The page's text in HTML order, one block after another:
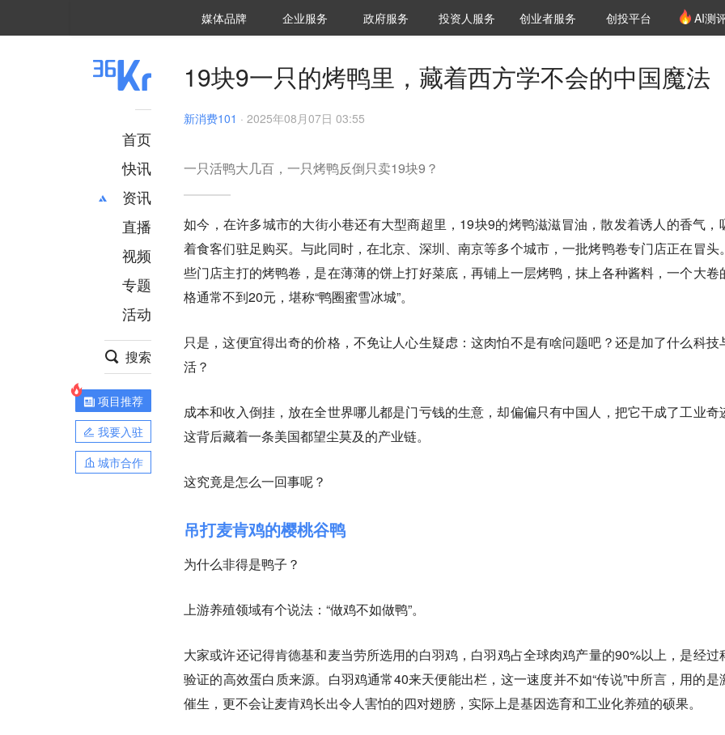
媒体品牌 36Kr研究院
企业服务 城市之窗
政府服务 VClub投资机构库
投资机构职位推介
投资人服务 创投氪堂
创业者服务 创投平台 AI测
首页
快讯
资讯
推荐
财经
项目推荐
安徽
直播
视频
专题
活动
搜索
项目推荐
我要入驻
城市合作
19块9一只的烤鸭里，藏着西方学不会的中国魔法
新消费101 · 2025年08月07日 03:55
一只活鸭大几百，一只烤鸭反倒只卖19块9？
如今，在许多城市的大街小巷还有大型商超里，19块9的烤鸭滋滋冒油，散发着诱人的香气，
着食客们驻足购买。与此同时，在北京、深圳、南京等多个城市，一批烤鸭卷专门店正在冒头
些门店主打的烤鸭卷，是在薄薄的饼上打好菜底，再铺上一层烤鸭，抹上各种酱料，一个大卷
格通常不到20元，堪称“鸭圈蜜雪冰城”。
只是，这便宜得出奇的价格，不免让人心生疑虑：这肉怕不是有啥问题吧？还是加了什么科技
活？
成本和收入倒挂，放在全世界哪儿都是门亏钱的生意，却偏偏只有中国人，把它干成了工业奇
这背后藏着一条美国都望尘莫及的产业链。
这究竟是怎么一回事呢？
吊打麦肯鸡的樱桃谷鸭
为什么非得是鸭子？
上游养殖领域有个说法：“做鸡不如做鸭”。
大家或许还记得肯德基和麦当劳所选用的白羽鸡，白羽鸡占全球肉鸡产量的90%以上，是经过
验证的高效蛋白质来源。白羽鸡通常40来天便能出栏，这一速度并不如“传说”中所言，用的是
催生，更不会让麦肯鸡长出令人害怕的四对翅膀，实际上是基因选育和工业化养殖的硕果。